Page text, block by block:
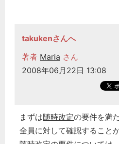
takukenさんへ
著者 Maria さん
2008年06月22日 13:08
まずは随時改定の要件を満
全員に対して確認すること